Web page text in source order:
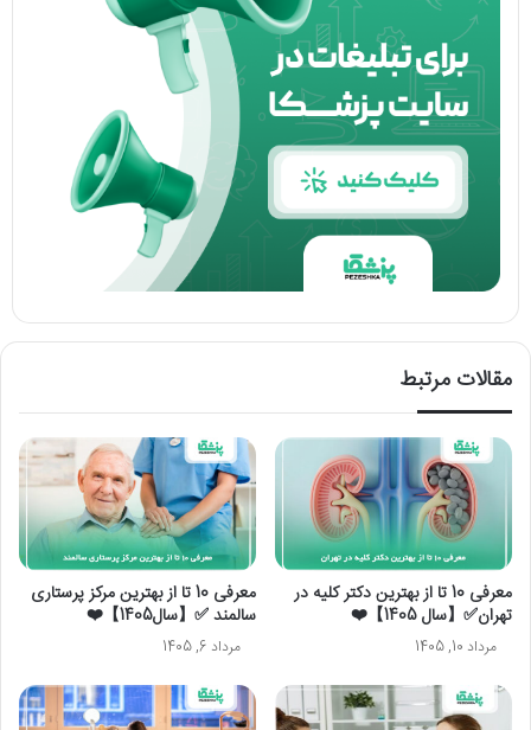
مقالات مرتبط
معرفی 10 تا از بهترین دکتر کلیه در
تهران✅【سال 1405】❤️
مرداد 10, 1405
معرفی 10 تا از بهترین مرکز پرستاری
سالمند ✅【سال1405】❤️
مرداد 6, 1405